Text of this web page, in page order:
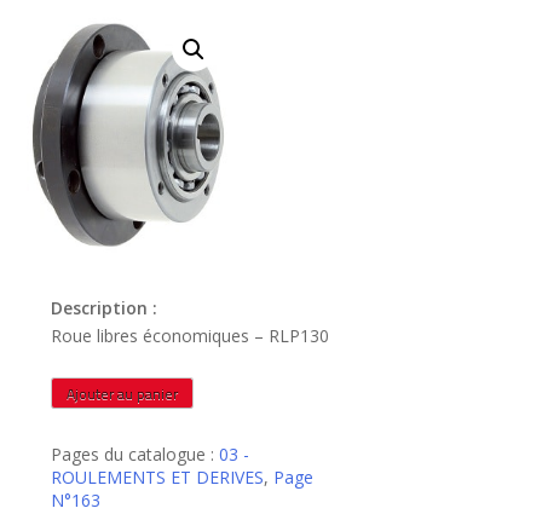
Description :
Roue libres économiques – RLP130
quantité
de
Ajouter au panier
Pages du catalogue :03 -
ROULEMENTS ET DERIVES, Page
N°163